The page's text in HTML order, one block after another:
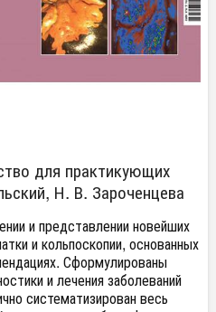
для практикующих
Н. В. Зароченцева
и представлении новейших
и кольпоскопии, основанных
Сформулированы
и лечения заболеваний
систематизирован весь